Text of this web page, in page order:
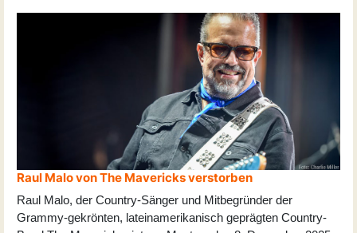
Raul Malo von The Mavericks verstorben
Raul Malo, der Country-Sänger und Mitbegründer der
Grammy-gekrönten, lateinamerikanisch geprägten Country-